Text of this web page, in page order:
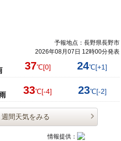
予報地点：長野県長野市
2026年08月07日 12時00分発表
37℃[0] 24℃[+1]
33℃[-4] 23℃[-2]
間天気をみる
情報提供：